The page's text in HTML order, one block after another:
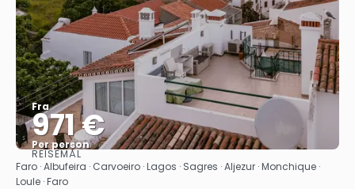
Fra
971 €
Per person
Se
REISEMÅL
Faro · Albufeira · Carvoeiro · Lagos · Sagres · Aljezur · Monchique ·
Loule · Faro